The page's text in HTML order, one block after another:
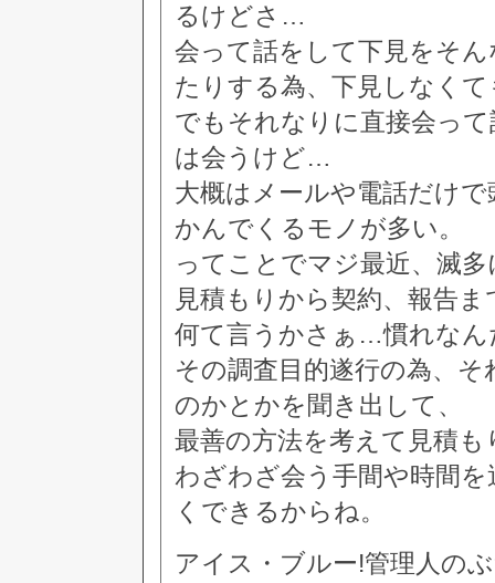
るけどさ…
会って話をして下見をそ
たりする為、下見しなく
でもそれなりに直接会っ
は会うけど…
大概はメールや電話だけ
かんでくるモノが多い。
ってことでマジ最近、滅
見積もりから契約、報告
何て言うかさぁ…慣れなん
その調査目的遂行の為、
のかとかを聞き出して、
最善の方法を考えて見積も
わざわざ会う手間や時間
くできるからね。
アイス・ブルー!管理人の